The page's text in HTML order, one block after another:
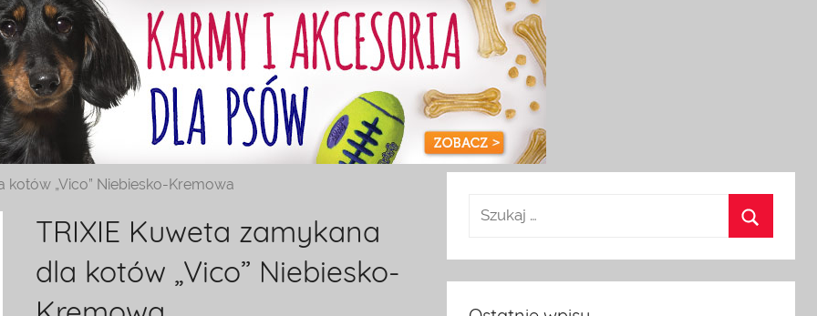
„Vico” Niebiesko-Kremowa
TRIXIE Kuweta zamykana
dla kotów „Vico” Niebiesko-